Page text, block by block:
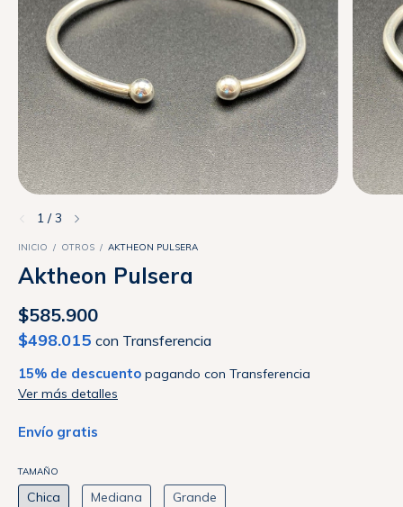
1 /3
INICIO / OTROS / AKTHEON PULSERA
Aktheon Pulsera
$585.900
$498.015 con Transferencia
15% de descuento pagando con Transferencia
Ver más detalles
Envío gratis
TAMAÑO
Chica Mediana Grande